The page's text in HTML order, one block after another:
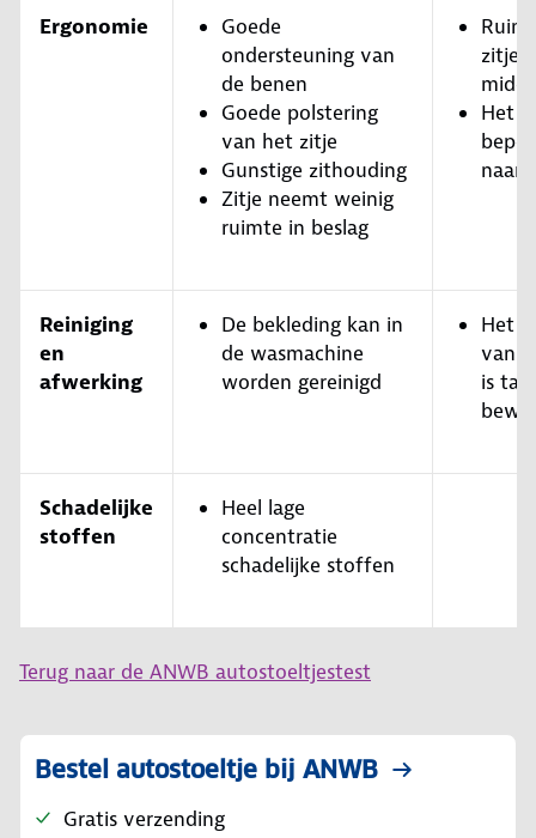
Ergonomie
Goede
ondersteuning van
de benen
Goede polstering
van het zitje
Gunstige zithouding
Zitje neemt weinig
ruimte in beslag
zitje
Het
naar
Reiniging
en
afwerking
De bekleding kan in
de wasmachine
worden gereinigd
Het
van
is
Schadelijke
stoffen
Heel lage
concentratie
schadelijke stoffen
Terug naar de ANWB autostoeltjestest
Bestel autostoeltje bij ANWB
Gratis verzending